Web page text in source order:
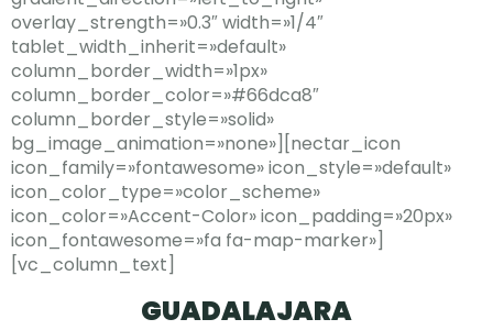
overlay_strength=»0.3″ width=»1/4″
tablet_width_inherit=»default»
column_border_width=»1px»
column_border_color=»#66dca8″
column_border_style=»solid»
bg_image_animation=»none»][nectar_icon
icon_family=»fontawesome» icon_style=»default»
icon_color_type=»color_scheme»
icon_color=»Accent-Color» icon_padding=»20px»
icon_fontawesome=»fa fa-map-marker»]
[vc_column_text]
GUADALAJARA